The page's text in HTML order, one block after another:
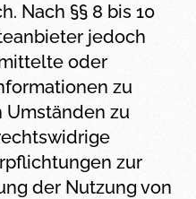
Nach §§ 8 bis 10
jedoch
oder
zu
Umständen zu
zur
der Nutzung von